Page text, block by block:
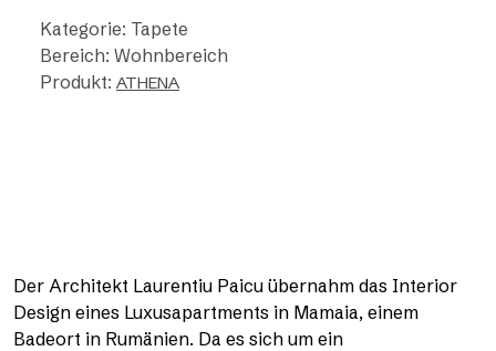
Kategorie: Tapete
Bereich: Wohnbereich
Produkt: ATHENA
Der Architekt Laurentiu Paicu übernahm das Interior
Design eines Luxusapartments in Mamaia, einem
Badeort in Rumänien. Da es sich um ein